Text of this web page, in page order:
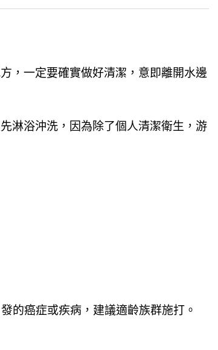
，一定要確實做好清潔，意即離開水邊
淋浴沖洗，因為除了個人清潔衛生，游
的癌症或疾病，建議適齡族群施打。